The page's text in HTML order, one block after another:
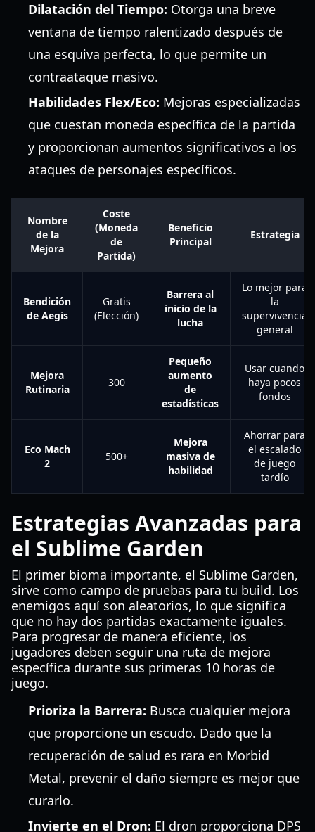
Dilatación del Tiempo: Otorga una breve
ventana de tiempo ralentizado después de
una esquiva perfecta, lo que permite un
contraataque masivo.
Habilidades Flex/Eco: Mejoras especializadas
que cuestan moneda específica de la partida
y proporcionan aumentos significativos a los
ataques de personajes específicos.
Nombre
de la
Mejora
Coste
(Moneda
de
Partida)
Beneficio
Principal
Estrategia
Bendición
de Aegis
Gratis
(Elección)
Barrera al
inicio de la
lucha
Lo mejor para
la
supervivencia
general
Mejora
Rutinaria
300
Pequeño
aumento
de
estadísticas
Usar cuando
haya pocos
fondos
Eco Mach
2
500+
Mejora
masiva de
habilidad
Ahorrar para
el escalado
de juego
tardío
Estrategias Avanzadas para
el Sublime Garden
El primer bioma importante, el Sublime Garden,
sirve como campo de pruebas para tu build. Los
enemigos aquí son aleatorios, lo que significa
que no hay dos partidas exactamente iguales.
Para progresar de manera eficiente, los
jugadores deben seguir una ruta de mejora
específica durante sus primeras 10 horas de
juego.
Prioriza la Barrera: Busca cualquier mejora
que proporcione un escudo. Dado que la
recuperación de salud es rara en Morbid
Metal, prevenir el daño siempre es mejor que
curarlo.
Invierte en el Dron: El dron proporciona DPS